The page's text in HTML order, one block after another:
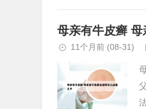
母亲有牛皮癣
11个月前 (08-31)